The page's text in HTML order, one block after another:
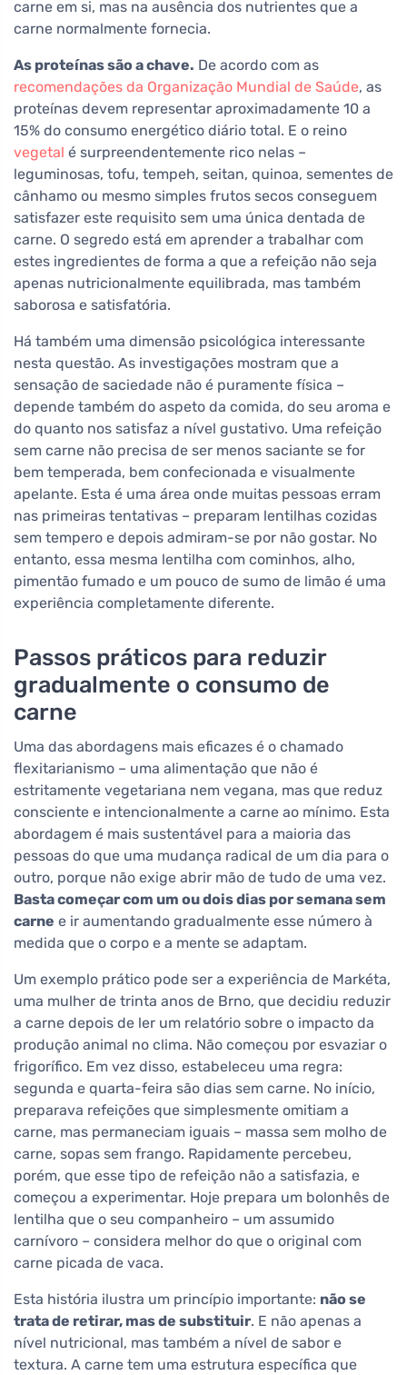
carne em si, mas na ausência dos nutrientes que a
carne normalmente fornecia.
As proteínas são a chave. De acordo com as
recomendações da Organização Mundial de Saúde, as
proteínas devem representar aproximadamente 10 a
15% do consumo energético diário total. E o reino
vegetal é surpreendentemente rico nelas –
leguminosas, tofu, tempeh, seitan, quinoa, sementes de
cânhamo ou mesmo simples frutos secos conseguem
satisfazer este requisito sem uma única dentada de
carne. O segredo está em aprender a trabalhar com
estes ingredientes de forma a que a refeição não seja
apenas nutricionalmente equilibrada, mas também
saborosa e satisfatória.
Há também uma dimensão psicológica interessante
nesta questão. As investigações mostram que a
sensação de saciedade não é puramente física –
depende também do aspeto da comida, do seu aroma e
do quanto nos satisfaz a nível gustativo. Uma refeição
sem carne não precisa de ser menos saciante se for
bem temperada, bem confecionada e visualmente
apelante. Esta é uma área onde muitas pessoas erram
nas primeiras tentativas – preparam lentilhas cozidas
sem tempero e depois admiram-se por não gostar. No
entanto, essa mesma lentilha com cominhos, alho,
pimentão fumado e um pouco de sumo de limão é uma
experiência completamente diferente.
Passos práticos para reduzir
gradualmente o consumo de
carne
Uma das abordagens mais eficazes é o chamado
flexitarianismo – uma alimentação que não é
estritamente vegetariana nem vegana, mas que reduz
consciente e intencionalmente a carne ao mínimo. Esta
abordagem é mais sustentável para a maioria das
pessoas do que uma mudança radical de um dia para o
outro, porque não exige abrir mão de tudo de uma vez.
Basta começar com um ou dois dias por semana sem
carne e ir aumentando gradualmente esse número à
medida que o corpo e a mente se adaptam.
Um exemplo prático pode ser a experiência de Markéta,
uma mulher de trinta anos de Brno, que decidiu reduzir
a carne depois de ler um relatório sobre o impacto da
produção animal no clima. Não começou por esvaziar o
frigorífico. Em vez disso, estabeleceu uma regra:
segunda e quarta-feira são dias sem carne. No início,
preparava refeições que simplesmente omitiam a
carne, mas permaneciam iguais – massa sem molho de
carne, sopas sem frango. Rapidamente percebeu,
porém, que esse tipo de refeição não a satisfazia, e
começou a experimentar. Hoje prepara um bolonhês de
lentilha que o seu companheiro – um assumido
carnívoro – considera melhor do que o original com
carne picada de vaca.
Esta história ilustra um princípio importante: não se
trata de retirar, mas de substituir. E não apenas a
nível nutricional, mas também a nível de sabor e
textura. A carne tem uma estrutura específica que